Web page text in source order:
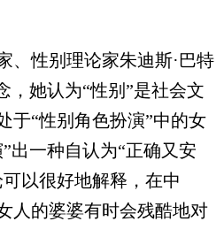
性别理论家朱迪斯·巴特
，她认为“性别”是社会文
于“性别角色扮演”中的女
出一种自认为“正确又安
以很好地解释，在中
人的婆婆有时会残酷地对